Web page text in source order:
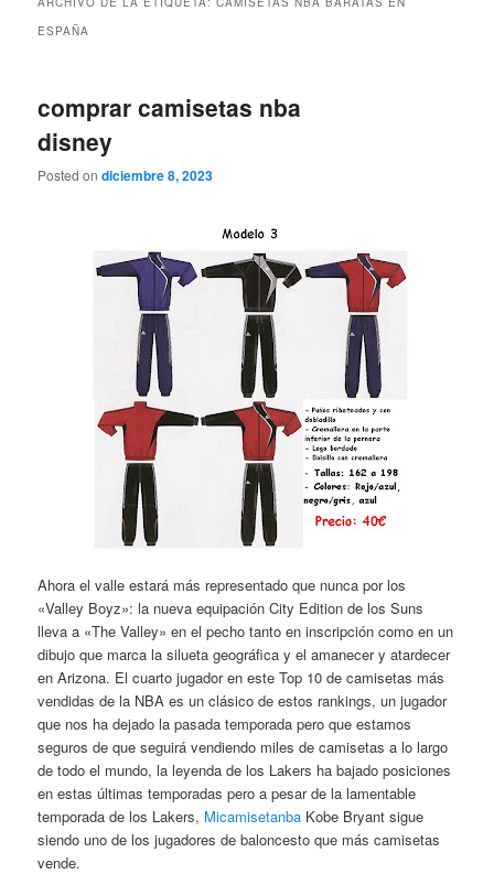
ESPAÑA
comprar camisetas nba
disney
Posted ondiciembre 8, 2023
Ahora el valle estará más representado que nunca por los
«Valley Boyz»: la nueva equipación City Edition de los Suns
lleva a «The Valley» en el pecho tanto en inscripción como en un
dibujo que marca la silueta geográfica y el amanecer y atardecer
en Arizona. El cuarto jugador en este Top 10 de camisetas más
vendidas de la NBA es un clásico de estos rankings, un jugador
que nos ha dejado la pasada temporada pero que estamos
seguros de que seguirá vendiendo miles de camisetas a lo largo
de todo el mundo, la leyenda de los Lakers ha bajado posiciones
en estas últimas temporadas pero a pesar de la lamentable
temporada de los Lakers, Micamisetanba Kobe Bryant sigue
siendo uno de los jugadores de baloncesto que más camisetas
vende.